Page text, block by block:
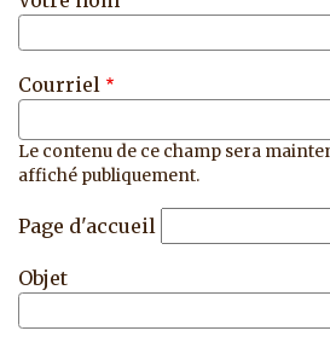
Courriel
Le contenu de ce champ sera
affiché publiquement.
Page d'accueil
Objet